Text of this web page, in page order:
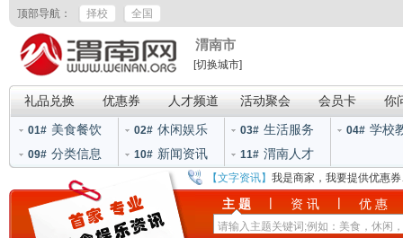
顶部导航： 择校 全国
渭南市
[切换城市]
礼品兑换 优惠券 人才频道 活动聚会 会员卡 你
01# 美食餐饮 02# 休闲娱乐 03# 生活服务 04# 学校
09# 分类信息 10# 新闻资讯 11# 渭南人才
【文字资讯】 我是商家，我要提供优惠
主 题 | 资 讯 | 优 惠